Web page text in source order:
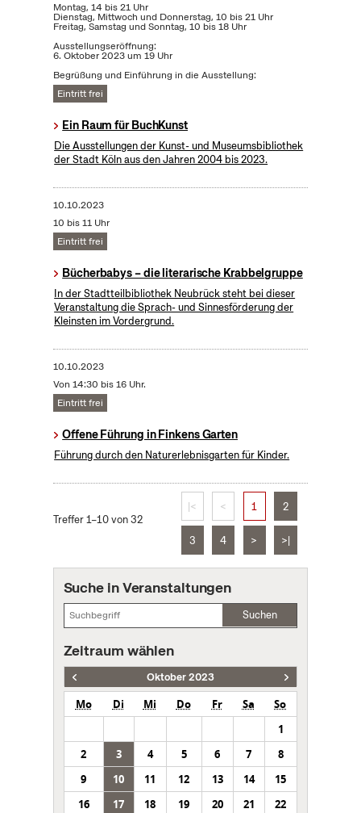
Montag, 14 bis 21 Uhr
Dienstag, Mittwoch und Donnerstag, 10 bis 21 Uhr
Freitag, Samstag und Sonntag, 10 bis 18 Uhr
Ausstellungseröffnung:
6. Oktober 2023 um 19 Uhr
Begrüßung und Einführung in die Ausstellung:
Eintritt frei
Ein Raum für BuchKunst
Die Ausstellungen der Kunst- und Museumsbibliothek
der Stadt Köln aus den Jahren 2004 bis 2023.
10.10.2023
10 bis 11 Uhr
Eintritt frei
Bücherbabys – die literarische Krabbelgruppe
In der Stadtteilbibliothek Neubrück steht bei dieser
Veranstaltung die Sprach- und Sinnesförderung der
Kleinsten im Vordergrund.
10.10.2023
Von 14:30 bis 16 Uhr.
Eintritt frei
Offene Führung in Finkens Garten
Führung durch den Naturerlebnisgarten für Kinder.
Treffer 1–10 von 32
|< < 1 2
3 4 > >|
Suche in Veranstaltungen
Suchen
Zeitraum wählen
Oktober 2023
Mo Di Mi Do Fr Sa
So
1
2
3 4 5 6 7
8
9
10 11 12 13 14
15
16
17 18 19 20 21
22